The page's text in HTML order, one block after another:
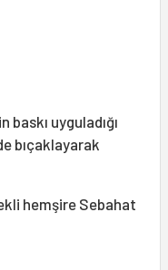
baskı uyguladığı
bıçaklayarak
hemşire Sebahat